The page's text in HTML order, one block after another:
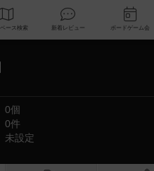
データベース 検索 新着レビュー
0個
0件
未設定